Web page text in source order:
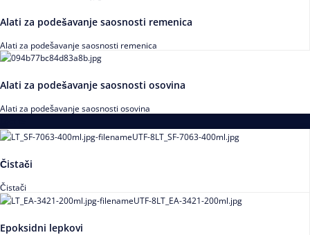
Alati za podešavanje saosnosti remenica
Alati za podešavanje saosnosti remenica
Alati za podešavanje saosnosti osovina
Alati za podešavanje saosnosti osovina
Čistači
Čistači
Epoksidni lepkovi